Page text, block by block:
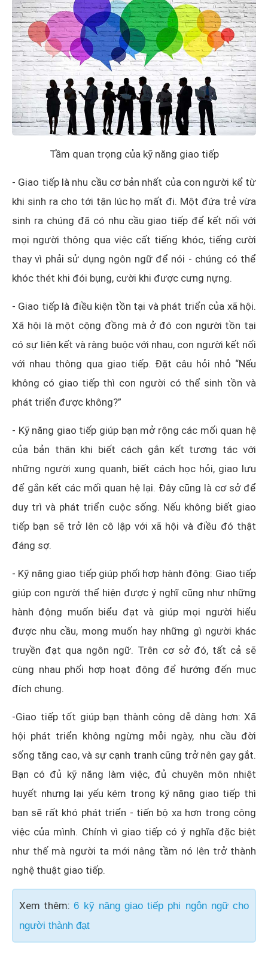
Tầm quan trọng của kỹ năng giao tiếp
- Giao tiếp là nhu cầu cơ bản nhất của con người kể từ
khi sinh ra cho tới tận lúc họ mất đi. Một đứa trẻ vừa
sinh ra chúng đã có nhu cầu giao tiếp để kết nối với
mọi người thông qua việc cất tiếng khóc, tiếng cười
thay vì phải sử dụng ngôn ngữ để nói - chúng có thể
khóc thét khi đói bụng, cười khi được cưng nựng.
- Giao tiếp là điều kiện tồn tại và phát triển của xã hội.
Xã hội là một cộng đồng mà ở đó con người tồn tại
có sự liên kết và ràng buộc với nhau, con người kết nối
với nhau thông qua giao tiếp. Đặt câu hỏi nhỏ “Nếu
không có giao tiếp thì con người có thể sinh tồn và
phát triển được không?”
- Kỹ năng giao tiếp giúp bạn mở rộng các mối quan hệ
của bản thân khi biết cách gắn kết tương tác với
những người xung quanh, biết cách học hỏi, giao lưu
để gắn kết các mối quan hệ lại. Đây cũng là cơ sở để
duy trì và phát triển cuộc sống. Nếu không biết giao
tiếp bạn sẽ trở lên cô lập với xã hội và điều đó thật
đáng sợ.
- Kỹ năng giao tiếp giúp phối hợp hành động: Giao tiếp
giúp con người thể hiện được ý nghĩ cũng như những
hành động muốn biểu đạt và giúp mọi người hiểu
được nhu cầu, mong muốn hay những gì người khác
truyền đạt qua ngôn ngữ. Trên cơ sở đó, tất cả sẽ
cùng nhau phối hợp hoạt động để hướng đến mục
đích chung.
-Giao tiếp tốt giúp bạn thành công dễ dàng hơn: Xã
hội phát triển không ngừng mỗi ngày, nhu cầu đời
sống tăng cao, và sự cạnh tranh cũng trở nên gay gắt.
Bạn có đủ kỹ năng làm việc, đủ chuyên môn nhiệt
huyết nhưng lại yếu kém trong kỹ năng giao tiếp thì
bạn sẽ rất khó phát triển - tiến bộ xa hơn trong công
việc của mình. Chính vì giao tiếp có ý nghĩa đặc biệt
như thế mà người ta mới nâng tầm nó lên trở thành
nghệ thuật giao tiếp.
Xem thêm:6 kỹ năng giao tiếp phi ngôn ngữ cho
người thành đạt